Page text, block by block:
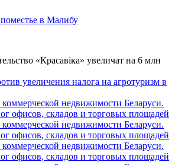
в Малибу
«Красавiка» увеличат на 6 млн
увеличения налога на агротуризм в
недвижимости Беларуси.
офисов, складов и торговых площадей
недвижимости Беларуси.
офисов, складов и торговых площадей
недвижимости Беларуси.
офисов, складов и торговых площадей